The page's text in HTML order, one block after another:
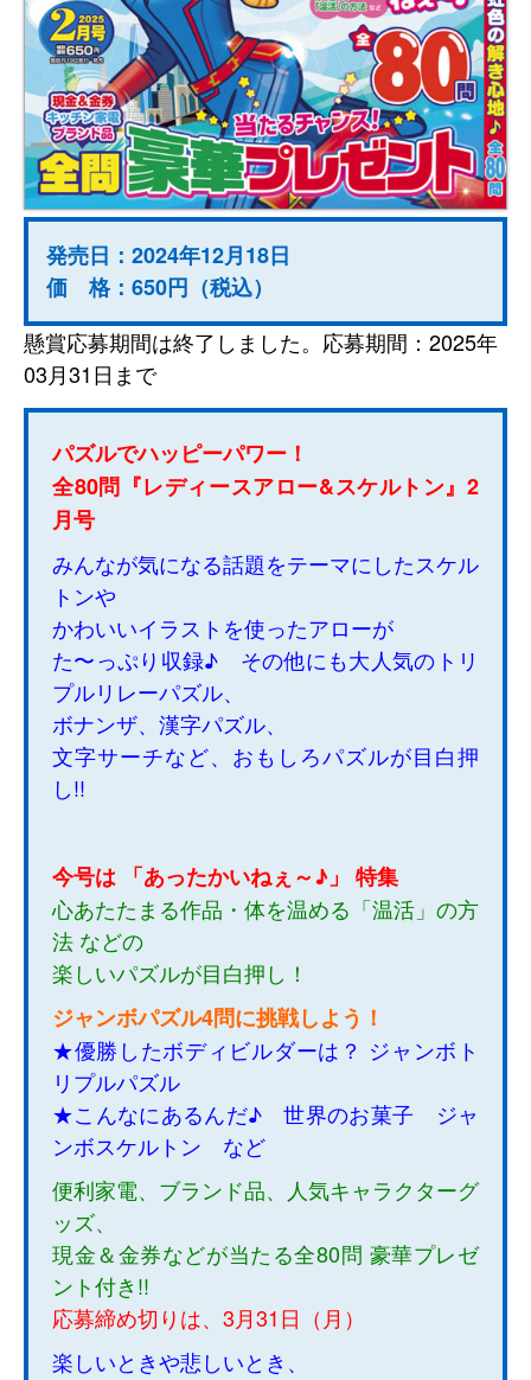
発売日：2024年12月18日
価 格：650円（税込）
懸賞応募期間は終了しました。応募期間：2025年
03月31日まで
パズルでハッピーパワー！
全80問『レディースアロー&スケルトン』2
月号
みんなが気になる話題をテーマにしたスケル
トンや
かわいいイラストを使ったアローが
た〜っぷり収録♪ その他にも大人気のトリ
プルリレーパズル、
ボナンザ、漢字パズル、
文字サーチなど、おもしろパズルが目白押
し!!
今号は 「あったかいねぇ～♪」 特集
心あたたまる作品・体を温める「温活」の方
法 などの
楽しいパズルが目白押し！
ジャンボパズル4問に挑戦しよう！
★優勝したボディビルダーは？ ジャンボト
リプルパズル
★こんなにあるんだ♪ 世界のお菓子 ジャ
ンボスケルトン など
便利家電、ブランド品、人気キャラクターグ
ッズ、
現金＆金券などが当たる全80問 豪華プレゼ
ント付き!!
応募締め切りは、3月31日（月）
楽しいときや悲しいとき、